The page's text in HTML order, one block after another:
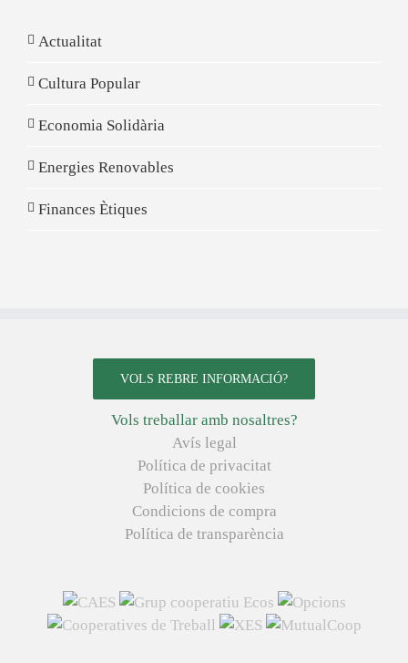
Actualitat
Cultura Popular
Economia Solidària
Energies Renovables
Finances Ètiques
VOLS REBRE INFORMACIÓ?
Vols treballar amb nosaltres?
Avís legal
Política de privacitat
Política de cookies
Condicions de compra
Política de transparència